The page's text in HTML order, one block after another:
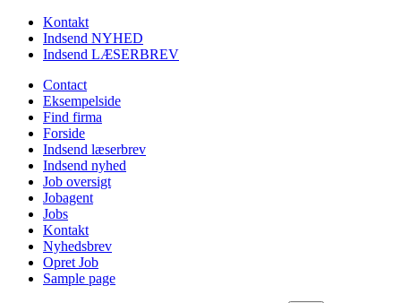
Kontakt
Indsend NYHED
Indsend LÆSERBREV
Contact
Eksempelside
Find firma
Forside
Indsend læserbrev
Indsend nyhed
Job oversigt
Jobagent
Jobs
Kontakt
Nyhedsbrev
Opret Job
Sample page